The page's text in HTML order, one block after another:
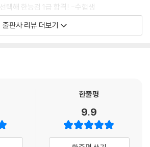
에 나선 인조는 무릎을 세 번 꿇고, 이마를 아홉
라 예법 ‘삼궤구고두례’를 올렸어. 조선이 청나
적으로 인정한 거야. 오랑캐라 무시하던 나라에
우게도 했는데, 이것이 지금 석촌 호수 옆에 있
행형이야. 그렇기 때문에 이 역사는 더 이상 관
아니라, 오늘날 우리에게 주는 경고이기도 하
복되지 않도록, 우리는 이 역사를 기억하고 늘 대
택해 한능검 1급 합격! -수험생
왕 계보를 외워버렸어요. -현직 교사
사책을 찾아 읽네요. -학부모
지는 교과서로 처음 접한 사람들이다. 이렇게
만 할까? 단순한 암기를 넘어, 우리 삶에 맥락
회를 돌파하며 한국사 콘텐츠의 새 지평을 연
다른 일이 벌어진다. 아이들이 먼저 찾아보고, 왕
출판사 리뷰 더보기
한줄평
9.9